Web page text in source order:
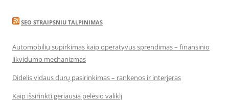
SEO STRAIPSNIU TALPINIMAS
Automobilių supirkimas kaip operatyvus sprendimas – finansinio
likvidumo mechanizmas
Didelis vidaus durų pasirinkimas – rankenos ir interjeras
Kaip išsirinkti geriausią pelėsio valiklį